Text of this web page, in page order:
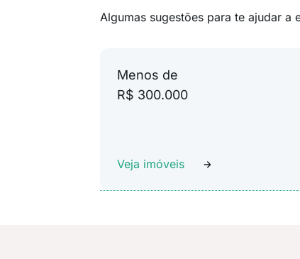
Algumas sugestões para te ajudar a
Menos de
R$ 300.000
Veja imóveis